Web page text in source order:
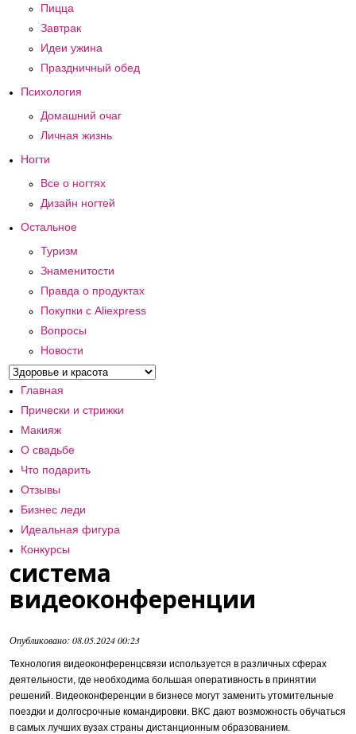
Пицца
Завтрак
Идеи ужина
Праздничный обед
Психология
Домашний очаг
Личная жизнь
Ногти
Все о ногтях
Дизайн ногтей
Остальное
Туризм
Знаменитости
Правда о продуктах
Покупки с Aliexpress
Вопросы
Новости
Главная
Прически и стрижки
Макияж
О свадьбе
Что подарить
Отзывы
Бизнес леди
Идеальная фигура
Конкурсы
система
видеоконференции
Опубликовано: 08.05.2024 00:23
Технология видеоконференцсвязи используется в различных сферах
деятельности, где необходима большая оперативность в принятии
решений. Видеоконференции в бизнесе могут заменить утомительные
поездки и долгосрочные командировки. ВКС дают возможность обучаться
в самых лучших вузах страны дистанционным образованием.